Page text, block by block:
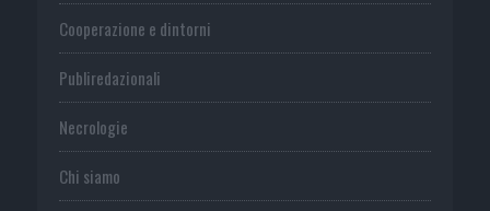
Cooperazione e dintorni
Publiredazionali
Necrologie
Chi siamo